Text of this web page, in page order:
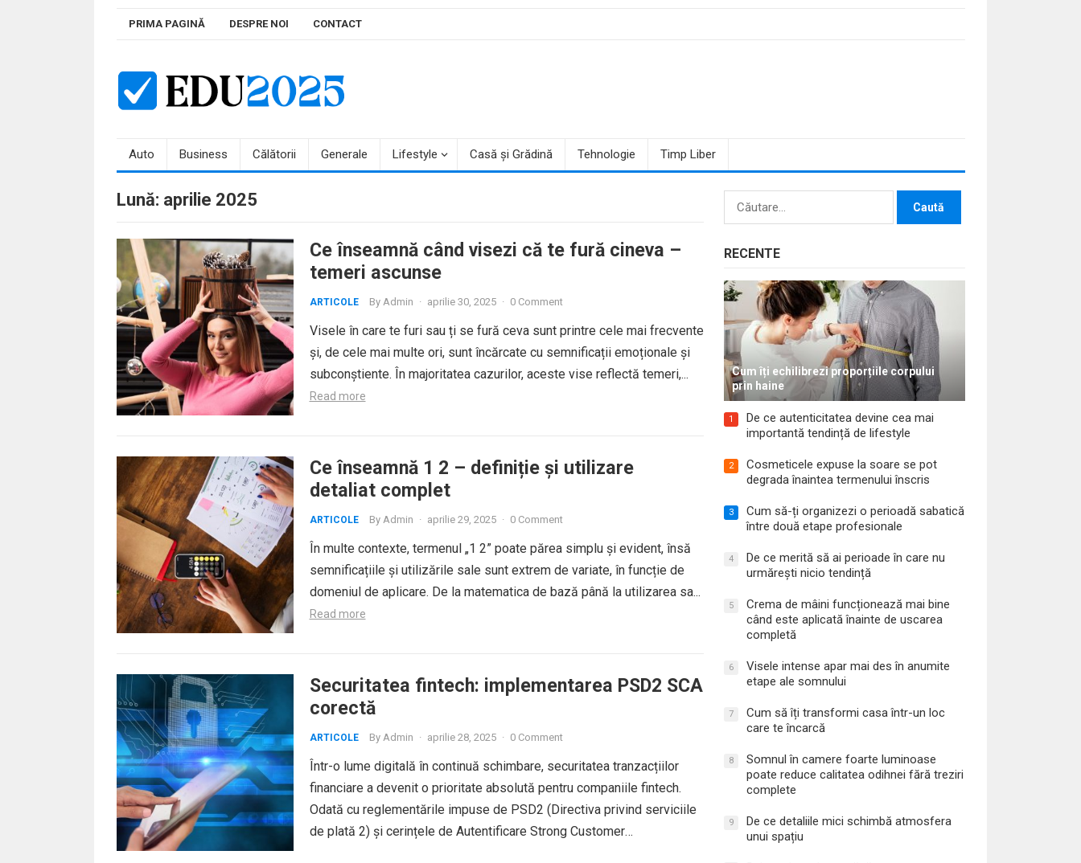
PRIMA PAGINĂ DESPRE NOI CONTACT
Auto Business Călătorii Generale Lifestyle Casă și Grădină Tehnologie Timp Liber
Lună: aprilie 2025
Ce înseamnă când visezi că te fură cineva –
temeri ascunse
ARTICOLE By Admin · aprilie 30, 2025 · 0 Comment
Visele în care te furi sau ți se fură ceva sunt printre cele mai frecvente
și, de cele mai multe ori, sunt încărcate cu semnificații emoționale și
subconștiente. În majoritatea cazurilor, aceste vise reflectă temeri,...
Read more
Ce înseamnă 1 2 – definiție și utilizare
detaliat complet
ARTICOLE By Admin · aprilie 29, 2025 · 0 Comment
În multe contexte, termenul „1 2” poate părea simplu și evident, însă
semnificațiile și utilizările sale sunt extrem de variate, în funcție de
domeniul de aplicare. De la matematica de bază până la utilizarea sa...
Read more
Securitatea fintech: implementarea PSD2 SCA
corectă
ARTICOLE By Admin · aprilie 28, 2025 · 0 Comment
Într-o lume digitală în continuă schimbare, securitatea tranzacțiilor
financiare a devenit o prioritate absolută pentru companiile fintech.
Odată cu reglementările impuse de PSD2 (Directiva privind serviciile
de plată 2) și cerințele de Autentificare Strong Customer
Caută
RECENTE
Cum îți echilibrezi proporțiile corpului
prin haine
1
De ce autenticitatea devine cea mai
importantă tendință de lifestyle
2
Cosmeticele expuse la soare se pot
degrada înaintea termenului înscris
3
Cum să-ți organizezi o perioadă sabatică
între două etape profesionale
4
De ce merită să ai perioade în care nu
urmărești nicio tendință
5
Crema de mâini funcționează mai bine
când este aplicată înainte de uscarea
completă
6
Visele intense apar mai des în anumite
etape ale somnului
7
Cum să îți transformi casa într-un loc
care te încarcă
8
Somnul în camere foarte luminoase
poate reduce calitatea odihnei fără treziri
complete
9
De ce detaliile mici schimbă atmosfera
unui spațiu